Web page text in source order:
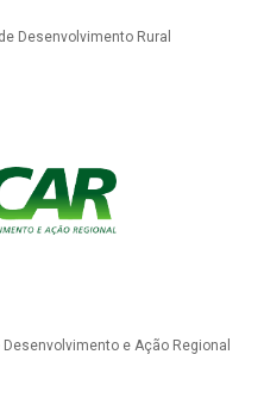
Desenvolvimento Rural
e Ação Regional